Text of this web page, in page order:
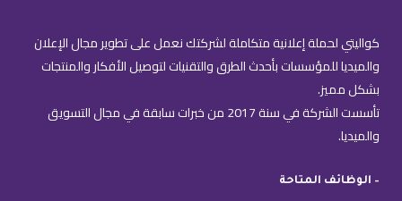
كواليتي لحملة إعلانية متكاملة لشركتك نعمل على تطوير مجال الإعلان
والميديا للمؤسسات بأحدث الطرق والتقنيات لتوصيل الأفكار والمنتجات
بشكل مميز.
تأسست الشركة في سنة 2017 من خبرات سابقة في مجال التسويق
والميديا.
– الوظائف المتاحة